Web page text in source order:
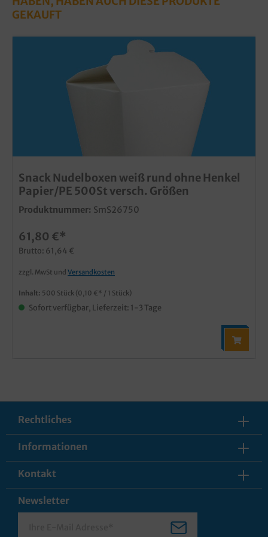
GEKAUFT
Snack Nudelboxen weiß rund ohne Henkel
Papier/PE 500St versch. Größen
Produktnummer: SmS26750
61,80 €*
Brutto: 61,64 €
zzgl. MwSt und Versandkosten
Inhalt: 500 Stück (0,10 €* / 1 Stück)
Sofort verfügbar, Lieferzeit: 1-3 Tage
Rechtliches
Informationen
Kontakt
Newsletter